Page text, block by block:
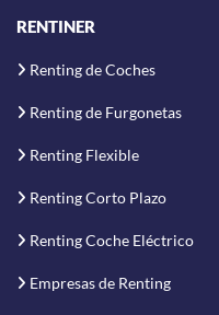
RENTINER
Renting de Coches
Renting de Furgonetas
Renting Flexible
Renting Corto Plazo
Renting Coche Eléctrico
Empresas de Renting